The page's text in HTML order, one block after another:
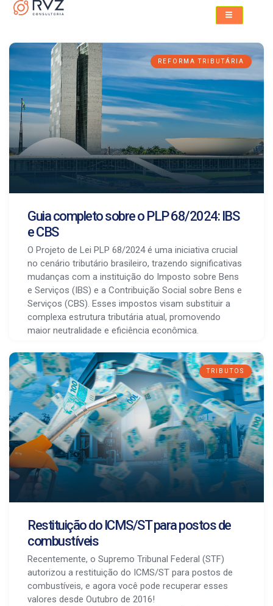
REFORMA TRIBUTÁRIA
Guia completo sobre o PLP 68/2024: IBS
e CBS
O Projeto de Lei PLP 68/2024 é uma iniciativa crucial
no cenário tributário brasileiro, trazendo significativas
mudanças com a instituição do Imposto sobre Bens
e Serviços (IBS) e a Contribuição Social sobre Bens e
Serviços (CBS). Esses impostos visam substituir a
complexa estrutura tributária atual, promovendo
maior neutralidade e eficiência econômica.
TRIBUTOS
Restituição do ICMS/ST para postos de
combustíveis
Recentemente, o Supremo Tribunal Federal (STF)
autorizou a restituição do ICMS/ST para postos de
combustíveis, e agora você pode recuperar esses
valores desde Outubro de 2016!